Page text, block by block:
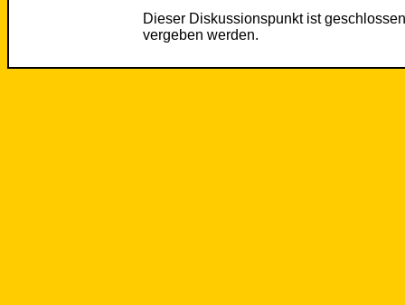
Dieser Diskussionspunkt ist
vergeben werden.